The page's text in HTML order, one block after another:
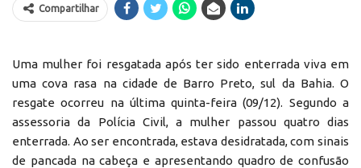
Compartilhar
Uma mulher foi resgatada após ter sido enterrada viva em
uma cova rasa na cidade de Barro Preto, sul da Bahia. O
resgate ocorreu na última quinta-feira (09/12). Segundo a
assessoria da Polícia Civil, a mulher passou quatro dias
enterrada. Ao ser encontrada, estava desidratada, com sinais
de pancada na cabeça e apresentando quadro de confusão